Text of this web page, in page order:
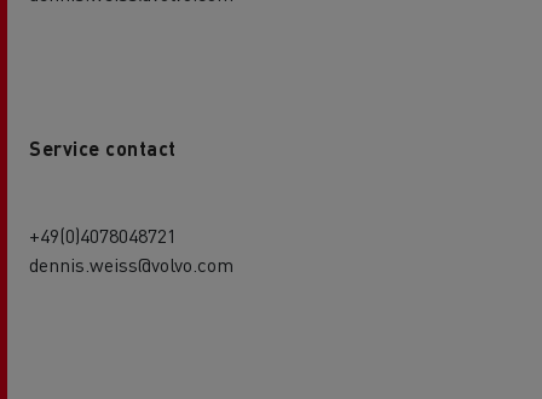
Service contact
+49(0)4078048721
dennis.weiss@volvo.com